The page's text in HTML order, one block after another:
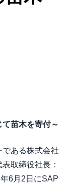
苗木を寄付～
ある株式会社
取締役社長：
6月2日にSAP